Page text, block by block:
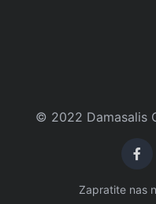
© 2022 Damasalis
Zapratite nas